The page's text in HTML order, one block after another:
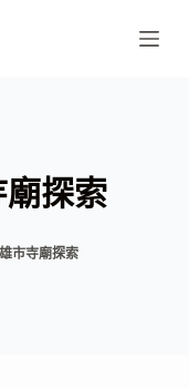
探索
市寺廟探索